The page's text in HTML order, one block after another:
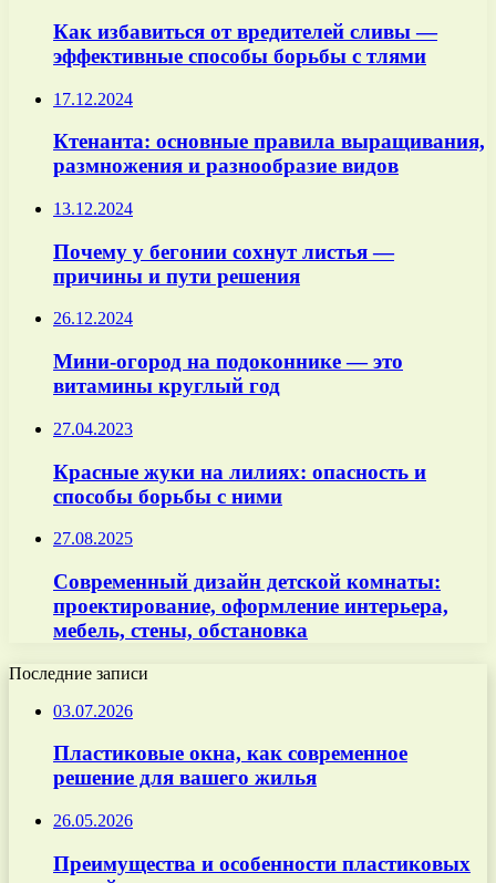
Как избавиться от вредителей сливы —
эффективные способы борьбы с тлями
17.12.2024
Ктенанта: основные правила выращивания,
размножения и разнообразие видов
13.12.2024
Почему у бегонии сохнут листья —
причины и пути решения
26.12.2024
Мини-огород на подоконнике — это
витамины круглый год
27.04.2023
Красные жуки на лилиях: опасность и
способы борьбы с ними
27.08.2025
Современный дизайн детской комнаты:
проектирование, оформление интерьера,
мебель, стены, обстановка
Последние записи
03.07.2026
Пластиковые окна, как современное
решение для вашего жилья
26.05.2026
Преимущества и особенности пластиковых